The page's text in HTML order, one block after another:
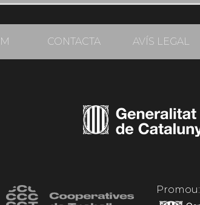
CONTACTA AVÍS LEGAL
Promou: